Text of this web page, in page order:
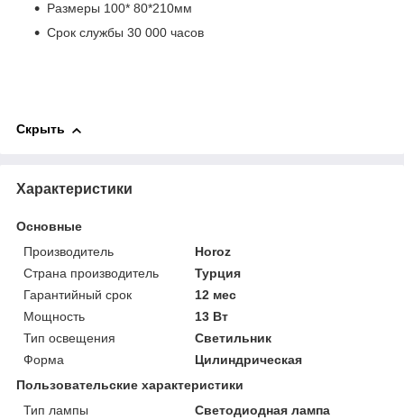
Размеры 100* 80*210мм
Срок службы 30 000 часов
Скрыть
Характеристики
Основные
Производитель
Horoz
Страна производитель
Турция
Гарантийный срок
12 мес
Мощность
13 Вт
Тип освещения
Светильник
Форма
Цилиндрическая
Пользовательские характеристики
Тип лампы
Светодиодная лампа